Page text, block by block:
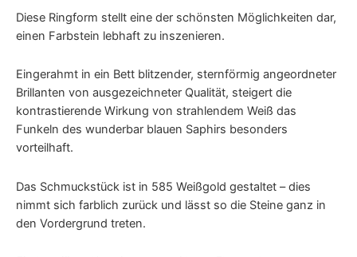
Diese Ringform stellt eine der schönsten Möglichkeiten dar,
einen Farbstein lebhaft zu inszenieren.
Eingerahmt in ein Bett blitzender, sternförmig angeordneter
Brillanten von ausgezeichneter Qualität, steigert die
kontrastierende Wirkung von strahlendem Weiß das
Funkeln des wunderbar blauen Saphirs besonders
vorteilhaft.
Das Schmuckstück ist in 585 Weißgold gestaltet – dies
nimmt sich farblich zurück und lässt so die Steine ganz in
den Vordergrund treten.